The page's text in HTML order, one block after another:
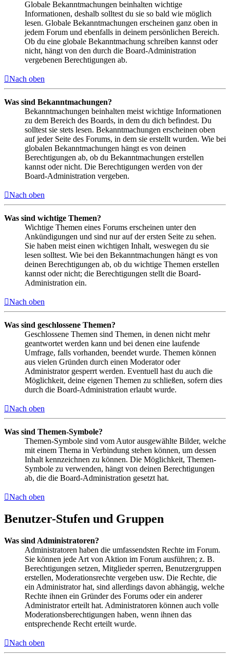
Globale Bekanntmachungen beinhalten wichtige
Informationen, deshalb solltest du sie so bald wie möglich
lesen. Globale Bekanntmachungen erscheinen ganz oben in
jedem Forum und ebenfalls in deinem persönlichen Bereich.
Ob du eine globale Bekanntmachung schreiben kannst oder
nicht, hängt von den durch die Board-Administration
vergebenen Berechtigungen ab.
Nach oben
Was sind Bekanntmachungen?
Bekanntmachungen beinhalten meist wichtige Informationen
zu dem Bereich des Boards, in dem du dich befindest. Du
solltest sie stets lesen. Bekanntmachungen erscheinen oben
auf jeder Seite des Forums, in dem sie erstellt wurden. Wie bei
globalen Bekanntmachungen hängt es von deinen
Berechtigungen ab, ob du Bekanntmachungen erstellen
kannst oder nicht. Die Berechtigungen werden von der
Board-Administration vergeben.
Nach oben
Was sind wichtige Themen?
Wichtige Themen eines Forums erscheinen unter den
Ankündigungen und sind nur auf der ersten Seite zu sehen.
Sie haben meist einen wichtigen Inhalt, weswegen du sie
lesen solltest. Wie bei den Bekanntmachungen hängt es von
deinen Berechtigungen ab, ob du wichtige Themen erstellen
kannst oder nicht; die Berechtigungen stellt die Board-
Administration ein.
Nach oben
Was sind geschlossene Themen?
Geschlossene Themen sind Themen, in denen nicht mehr
geantwortet werden kann und bei denen eine laufende
Umfrage, falls vorhanden, beendet wurde. Themen können
aus vielen Gründen durch einen Moderator oder
Administrator gesperrt werden. Eventuell hast du auch die
Möglichkeit, deine eigenen Themen zu schließen, sofern dies
durch die Board-Administration erlaubt wurde.
Nach oben
Was sind Themen-Symbole?
Themen-Symbole sind vom Autor ausgewählte Bilder, welche
mit einem Thema in Verbindung stehen können, um dessen
Inhalt kennzeichnen zu können. Die Möglichkeit, Themen-
Symbole zu verwenden, hängt von deinen Berechtigungen
ab, die die Board-Administration gesetzt hat.
Nach oben
Benutzer-Stufen und Gruppen
Was sind Administratoren?
Administratoren haben die umfassendsten Rechte im Forum.
Sie können jede Art von Aktion im Forum ausführen; z. B.
Berechtigungen setzen, Mitglieder sperren, Benutzergruppen
erstellen, Moderationsrechte vergeben usw. Die Rechte, die
ein Administrator hat, sind allerdings davon abhängig, welche
Rechte ihnen ein Gründer des Forums oder ein anderer
Administrator erteilt hat. Administratoren können auch volle
Moderationsberechtigungen haben, wenn ihnen das
entsprechende Recht erteilt wurde.
Nach oben